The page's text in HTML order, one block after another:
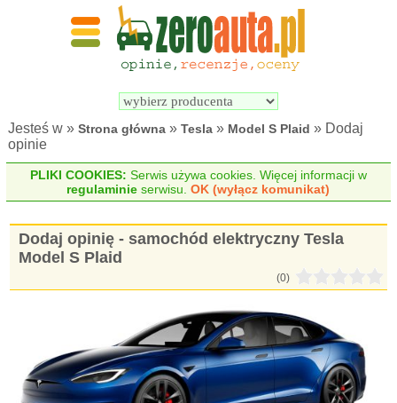
Wyszukiwarka
elektrycznych
Jesteś w »Strona główna »Tesla » Model S Plaid » Dodaj
opinie
PLIKI COOKIES: Serwis używa cookies. Więcej informacji w
regulaminie serwisu.OK (wyłącz komunikat)
Dodaj opinię - samochód elektryczny Tesla
Model S Plaid
(0)